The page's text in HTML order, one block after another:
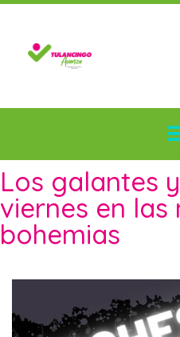
Los galantes
viernes en las
bohemias